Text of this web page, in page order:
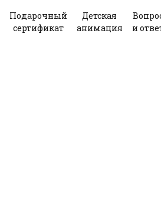
Подарочный
сертификат
Детская
анимация
и